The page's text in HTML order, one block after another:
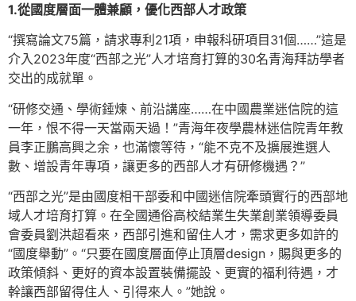
1.從國度層面一體兼顧，優化西部人才政策
“撰寫論文75篇，請求專利21項，申報科研項目31個……”這是
介入2023年度“西部之光”人才培育打算的30名青海拜訪學者
交出的成就單。
“研修交通、學術錘煉、前沿講座……在中國農業迷信院的這
一年，恨不得一天當兩天過！”青海年夜學農林迷信院青年教
員李正鵬高興之余，也滿懷等待，“能不克不及擴展進選人
數、增設青年專項，讓更多的西部人才有研修機遇？”
“西部之光”是由國度相干部委和中國迷信院牽頭實行的西部地
域人才培育打算。在全國通俗高校結業生失業創業領導委員
會委員劉洪超看來，西部引進和留住人才，需求更多如許的
“國度舉動”。“只要在國度層面停止頂層design，賜與更多的
政策傾斜、更好的資本設置裝備擺設、更實的福利待遇，才
幹讓西部留得住人、引得來人。”她說。